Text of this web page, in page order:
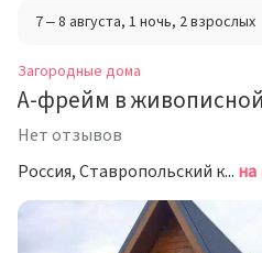
7 – 8 августа, 1 ночь, 2 взрослых
Загородные дома
А-фрейм в
Нет отзывов
Россия, Ставропольский край, Кисловодск, СТ Кисловодск, 96 на